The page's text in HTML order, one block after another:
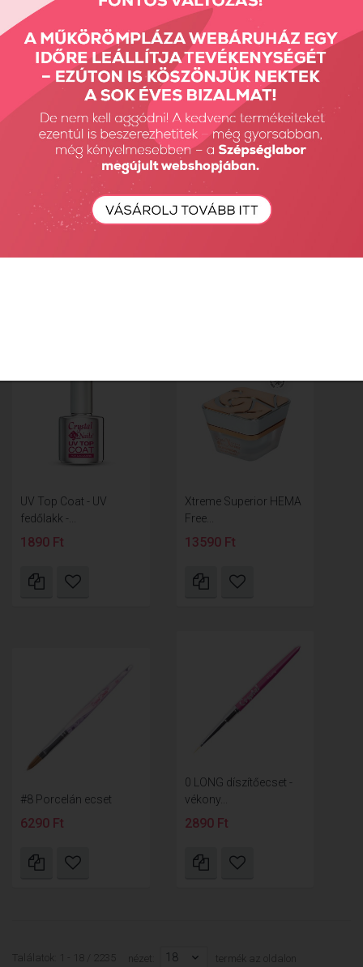
SPA Care+ Tonic for
2990 Ft
TPO FREE 3 STEP
2990 Ft
UV Top Coat - UV
fedőlakk -...
1890 Ft
Xtreme Superior HEMA
Free...
13590 Ft
#8 Porcelán ecset
6290 Ft
0 LONG díszítőecset -
vékony...
2890 Ft
Találatok: 1 - 18 / 2235 nézet: 18 termék az oldalon